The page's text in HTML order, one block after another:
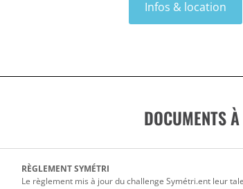
Infos & location
DOCUMENTS
RÈGLEMENT SYMÉTRI
Le règlement mis à jour du challenge Symétri.ent leur